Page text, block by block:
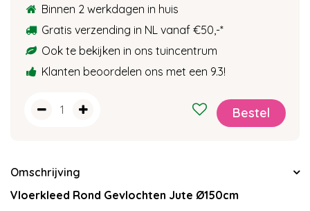
Binnen 2 werkdagen in huis
Gratis verzending in NL vanaf €50,-*
Ook te bekijken in ons tuincentrum
Klanten beoordelen ons met een 9.3!
Omschrijving
Vloerkleed Rond Gevlochten Jute Ø150cm